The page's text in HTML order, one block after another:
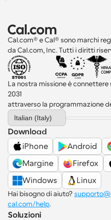
Cal.com® e Cal® sono marchi
da Cal.com, Inc. Tutti i diritti
La nostra missione è
2031
attraverso la programmazione
Select Language
Italian (Italy)
Download
iPhone
Android
Margine
Firefox
Windows
Linux
Hai bisogno di aiuto?
cal.com/help.
Soluzioni